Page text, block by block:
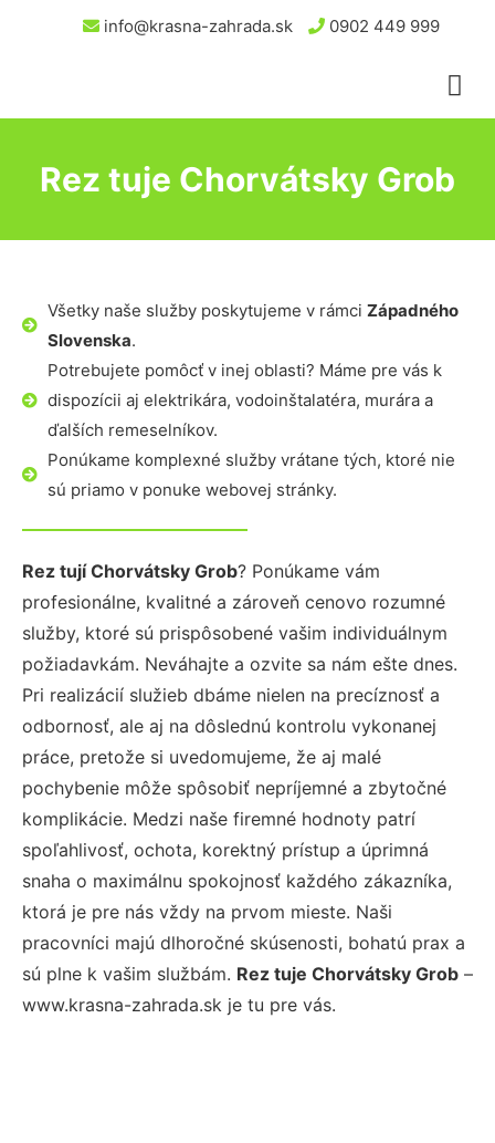
info@krasna-zahrada.sk 0902 449 999
Rez tuje Chorvátsky Grob
Všetky naše služby poskytujeme v rámci Západného
Slovenska.
Potrebujete pomôcť v inej oblasti? Máme pre vás k
dispozícii aj elektrikára, vodoinštalatéra, murára a
ďalších remeselníkov.
Ponúkame komplexné služby vrátane tých, ktoré nie
sú priamo v ponuke webovej stránky.
Rez tují Chorvátsky Grob? Ponúkame vám
profesionálne, kvalitné a zároveň cenovo rozumné
služby, ktoré sú prispôsobené vašim individuálnym
požiadavkám. Neváhajte a ozvite sa nám ešte dnes.
Pri realizácií služieb dbáme nielen na precíznosť a
odbornosť, ale aj na dôslednú kontrolu vykonanej
práce, pretože si uvedomujeme, že aj malé
pochybenie môže spôsobiť nepríjemné a zbytočné
komplikácie. Medzi naše firemné hodnoty patrí
spoľahlivosť, ochota, korektný prístup a úprimná
snaha o maximálnu spokojnosť každého zákazníka,
ktorá je pre nás vždy na prvom mieste. Naši
pracovníci majú dlhoročné skúsenosti, bohatú prax a
sú plne k vašim službám. Rez tuje Chorvátsky Grob –
www.krasna-zahrada.sk je tu pre vás.